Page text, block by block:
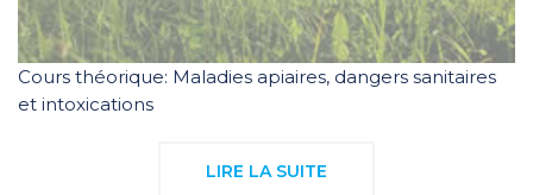
Cours théorique: Maladies apiaires, dangers sanitaires
et intoxications
LIRE LA SUITE